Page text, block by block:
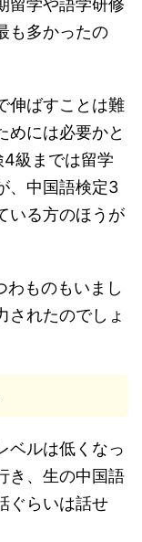
留学や語学研修
も多かったの
伸ばすことは難
めには必要かと
級までは留学
、中国語検定3
いる方のほうが
わものもいまし
されたのでしょ
ベルは低くなっ
き、生の中国語
ぐらいは話せ